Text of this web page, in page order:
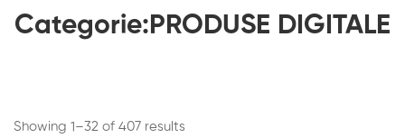
Categorie:PRODUSE DIGITALE
Showing 1–32 of 407 results